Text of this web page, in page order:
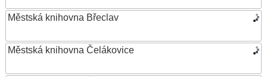
Městská knihovna Břeclav
Městská knihovna Čelákovice